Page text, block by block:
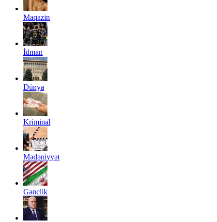
Maqazin
İdman
Dünya
Kriminal
Mədəniyyət
Gənclik